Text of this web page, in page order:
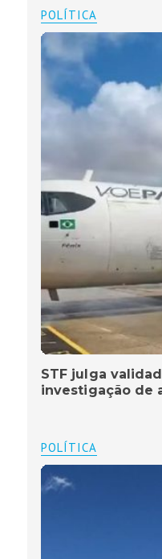
POLÍTICA
STF julga
investigação de
POLÍTICA